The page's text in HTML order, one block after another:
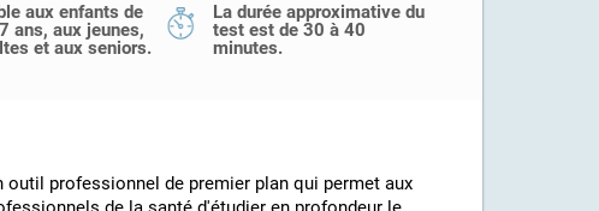
aux enfants de
ans, aux jeunes,
et aux seniors.
La durée approximative du
test est de 30 à 40
minutes.
outil professionnel de premier plan qui permet aux